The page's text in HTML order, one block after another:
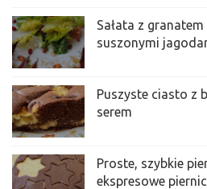
Sałata z granatem
suszonymi
Puszyste ciasto z
serem
Proste, szybkie
ekspresowe